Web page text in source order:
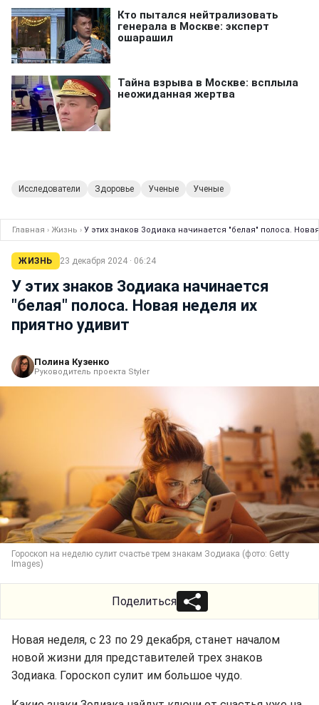
Исследователи Здоровье Ученые Ученые
Главная › Жизнь › У этих знаков Зодиака начинается "белая" полоса.
ЖИЗНЬ 23 декабря 2024 · 06:24
У этих знаков Зодиака начинается
"белая" полоса. Новая неделя их
приятно удивит
Полина Кузенко
Руководитель проекта Styler
Гороскоп на неделю сулит счастье трем знакам Зодиака (фото: Getty
Images)
Поделиться
Новая неделя, с 23 по 29 декабря, станет началом
новой жизни для представителей трех знаков
Зодиака. Гороскоп сулит им большое чудо.